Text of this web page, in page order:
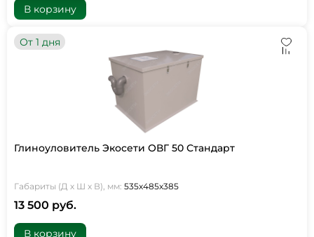
В корзину
От 1 дня
Глиноуловитель Экосети ОВГ 50 Стандарт
Габариты (Д х Ш х В), мм: 535х485х385
13 500 руб.
В корзину